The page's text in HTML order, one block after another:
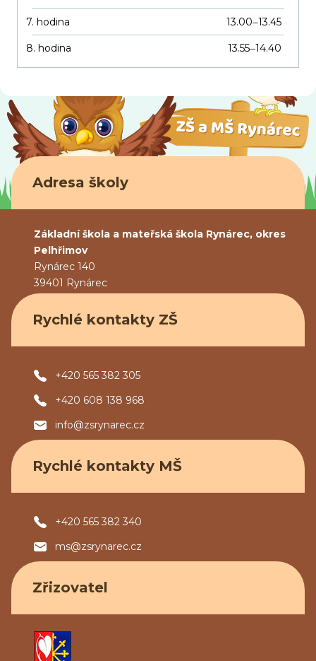
7. hodina 13.00–13.45
8. hodina 13.55–14.40
Adresa školy
Základní škola a mateřská škola Rynárec, okres
Pelhřimov
Rynárec 140
39401 Rynárec
Rychlé kontakty ZŠ
+420 565 382 305
+420 608 138 968
info@zsrynarec.cz
Rychlé kontakty MŠ
+420 565 382 340
ms@zsrynarec.cz
Zřizovatel